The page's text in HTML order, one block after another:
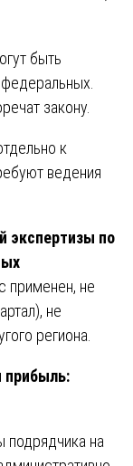
быть
закону.
к
ведения
экспертизы по
применен, не
не
региона.
прибыль:
подрядчика на